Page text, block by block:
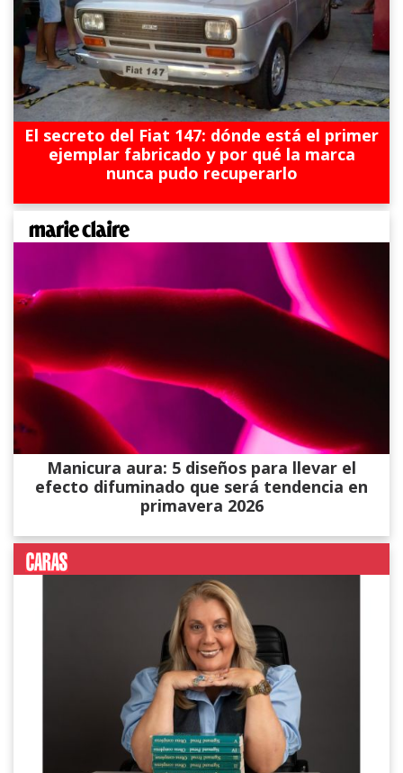
El secreto del Fiat 147: dónde está el primer
ejemplar fabricado y por qué la marca
nunca pudo recuperarlo
Manicura aura: 5 diseños para llevar el
efecto difuminado que será tendencia en
primavera 2026